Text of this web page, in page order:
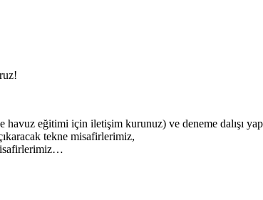
havuz eğitimi için iletişim kurunuz) ve deneme dalışı
tekne misafirlerimiz,